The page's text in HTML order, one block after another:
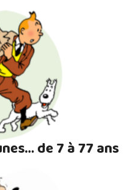
de 7 à 77 ans